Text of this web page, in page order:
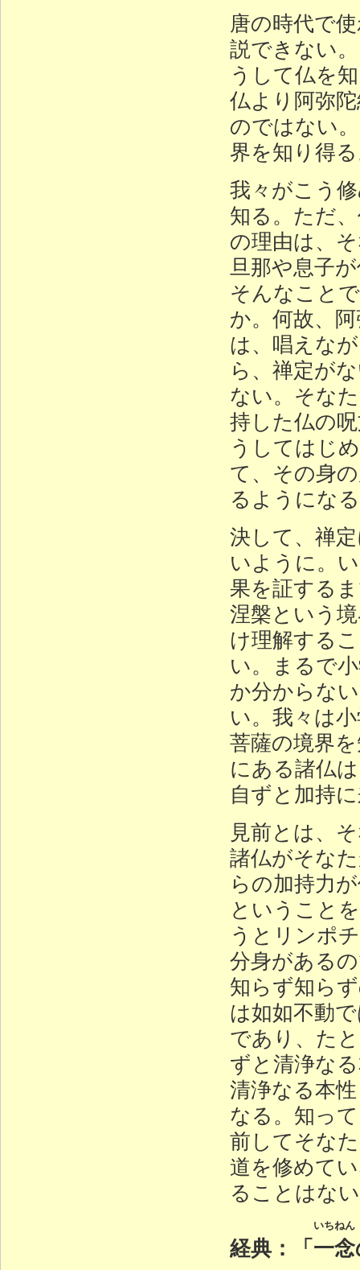
唐の時代で
説できない
うして仏を
仏より阿弥
のではない
界を知り得
我々がこう
知る。ただ
の理由は、
旦那や息子
そんなこと
か。何故、
は、唱えな
ら、禅定が
ない。そな
持した仏の
うしてはじ
て、その身
るようにな
決して、禅
いように。
果を証する
涅槃という
け理解する
い。まるで
か分からな
い。我々は
菩薩の境界
にある諸仏
自ずと加持
見前とは、
諸仏がそな
らの加持力
ということ
うとリンポ
分身がある
知らず知ら
は如如不動
であり、た
ずと清浄な
清浄なる本
なる。知っ
前してそな
道を修めて
ることはな
経典：「一念
いちねん